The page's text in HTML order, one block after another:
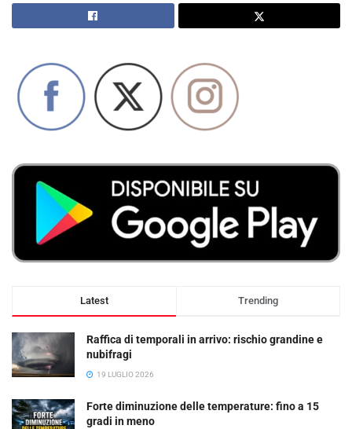
Latest Trending
Raffica di temporali in arrivo: rischio grandine e
nubifragi
19 LUGLIO 2026
Forte diminuzione delle temperature: fino a 15
gradi in meno